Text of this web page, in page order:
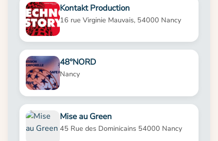
Kontakt Production
16 rue Virginie Mauvais, 54000 Nancy
48°NORD
Nancy
Mise au Green
45 Rue des Dominicains 54000 Nancy